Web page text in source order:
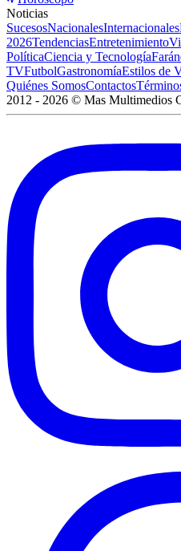
Noticias
SucesosNacionalesInternacionales
2026TendenciasEntretenimiento
PolíticaCiencia y Tecnología
TVFutbolGastronomíaEstilos de
Quiénes SomosContactos
2012 - 2026 © Mas Multimedios